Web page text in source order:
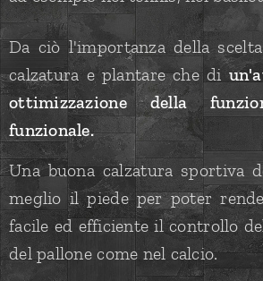
Da ciò l'importanza della
calzatura e plantare che di
ottimizzazione della
funzionale.
Una buona calzatura sportiva
meglio il piede per poter
facile ed efficiente il controllo
del pallone come nel calcio.